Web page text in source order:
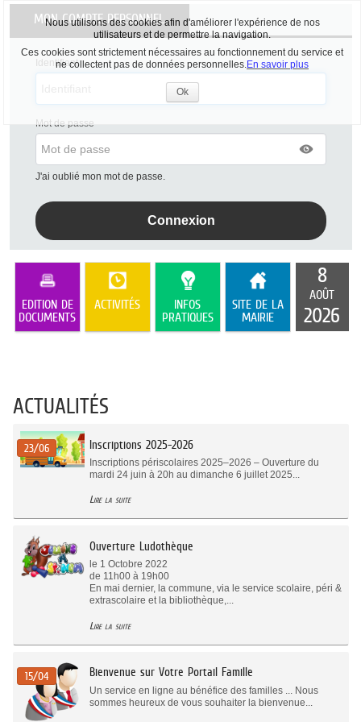
Nous utilisons des cookies afin d'améliorer l'expérience de nos
utilisateurs et de permettre la navigation.
Ces cookies sont strictement nécessaires au fonctionnement du service et
ne collectent pas de données personnelles.En savoir plus
Ok
Accepter
MON COMPTE PERSONNEL
Identifiant
Mot de passe
J'ai oublié mon mot de passe.
EDITION DE
DOCUMENTS
ACTIVITÉS
INFOS
PRATIQUES
SITE DE LA
MAIRIE
8
AOÛT
2026
ACTUALITÉS
23/06 Inscriptions 2025-2026
Inscriptions périscolaires 2025–2026 – Ouverture du
mardi 24 juin à 20h au dimanche 6 juillet 2025...
Lire la suite
Ouverture Ludothèque
le 1 Octobre 2022
de 11h00 à 19h00
En mai dernier, la commune, via le service scolaire, péri &
extrascolaire et la bibliothèque,...
Lire la suite
15/04 Bienvenue sur Votre Portail Famille
Un service en ligne au bénéfice des familles ... Nous
sommes heureux de vous souhaiter la bienvenue...